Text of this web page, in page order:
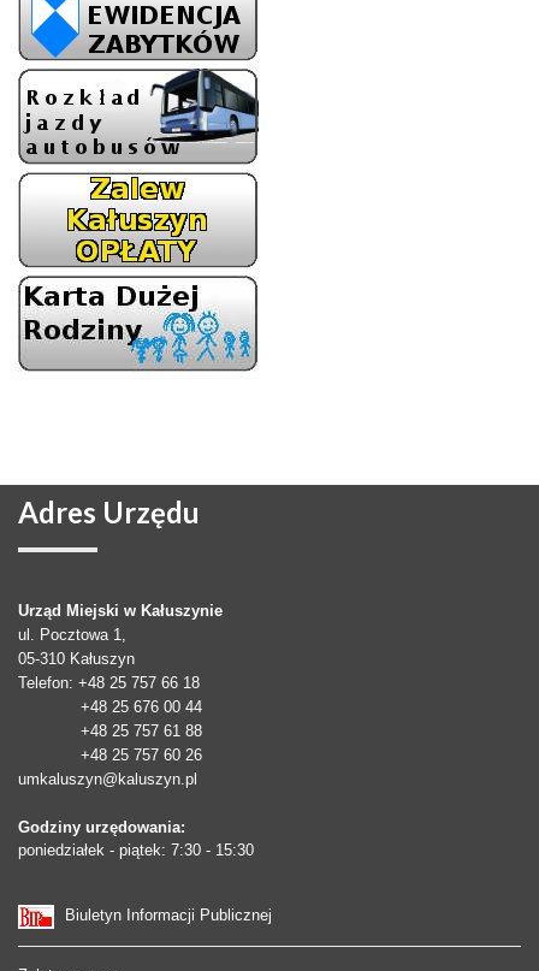
Adres Urzędu
Urząd Miejski w Kałuszynie
ul. Pocztowa 1,
05-310 Kałuszyn
Telefon: +48 25 757 66 18
+48 25 676 00 44
+48 25 757 61 88
+48 25 757 60 26
umkaluszyn@kaluszyn.pl
Godziny urzędowania:
poniedziałek - piątek: 7:30 - 15:30
Biuletyn Informacji Publicznej